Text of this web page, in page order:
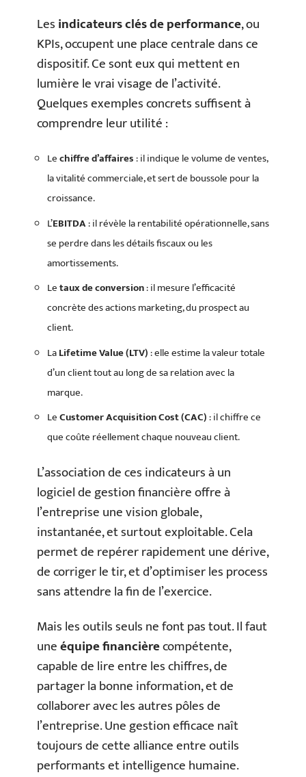
Lesindicateurs clés de performance, ou
KPIs, occupent une place centrale dans ce
dispositif. Ce sont eux qui mettent en
lumière le vrai visage de l’activité.
Quelques exemples concrets suffisent à
comprendre leur utilité :
Lechiffre d’affaires: il indique le volume de ventes,
la vitalité commerciale, et sert de boussole pour la
croissance.
L’EBITDA: il révèle la rentabilité opérationnelle, sans
se perdre dans les détails fiscaux ou les
amortissements.
Letaux de conversion: il mesure l’efficacité
concrète des actions marketing, du prospect au
client.
LaLifetime Value (LTV): elle estime la valeur totale
d’un client tout au long de sa relation avec la
marque.
LeCustomer Acquisition Cost (CAC): il chiffre ce
que coûte réellement chaque nouveau client.
L’association de ces indicateurs à un
logiciel de gestion financière offre à
l’entreprise une vision globale,
instantanée, et surtout exploitable. Cela
permet de repérer rapidement une dérive,
de corriger le tir, et d’optimiser les process
sans attendre la fin de l’exercice.
Mais les outils seuls ne font pas tout. Il faut
uneéquipe financièrecompétente,
capable de lire entre les chiffres, de
partager la bonne information, et de
collaborer avec les autres pôles de
l’entreprise. Une gestion efficace naît
toujours de cette alliance entre outils
performants et intelligence humaine.